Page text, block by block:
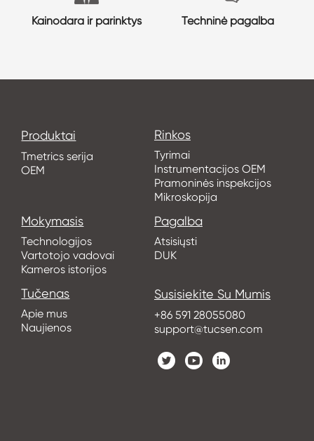
Kainodara ir parinktys Techninė pagalba
Produktai
Tmetrics serija
OEM
Rinkos
Tyrimai
Instrumentacijos OEM
Pramoninės inspekcijos
Mikroskopija
Mokymasis
Technologijos
Vartotojo vadovai
Kameros istorijos
Pagalba
Atsisiųsti
DUK
Tučenas
Apie mus
Naujienos
Susisiekite Su Mumis
+86 591 28055080
support@tucsen.com